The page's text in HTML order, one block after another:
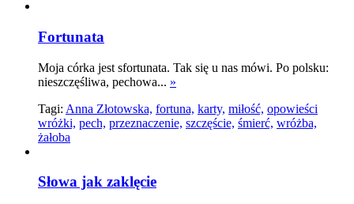
Fortunata
Moja córka jest sfortunata. Tak się u nas mówi. Po polsku:
nieszczęśliwa, pechowa... »
Tagi: Anna Złotowska, fortuna, karty, miłość, opowieści
wróżki, pech, przeznaczenie, szczęście, śmierć, wróżba,
żałoba
Słowa jak zaklęcie